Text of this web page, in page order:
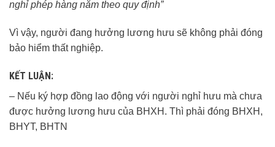
nghỉ phép hàng năm theo quy định”
Vì vậy, người đang hưởng lương hưu sẽ không phải đóng
bảo hiểm thất nghiệp.
KẾT LUẬN:
– Nếu ký hợp đồng lao động với người nghỉ hưu mà chưa
được hưởng lương hưu của BHXH. Thì phải đóng BHXH,
BHYT, BHTN